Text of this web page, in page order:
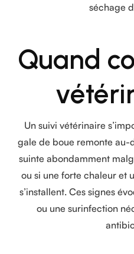
séchage
Quand
Un suivi vétérinaire
gale de boue remonte au-
suinte abondamment
ou si une forte chaleur et
s’installent. Ces signes
ou une surinfection